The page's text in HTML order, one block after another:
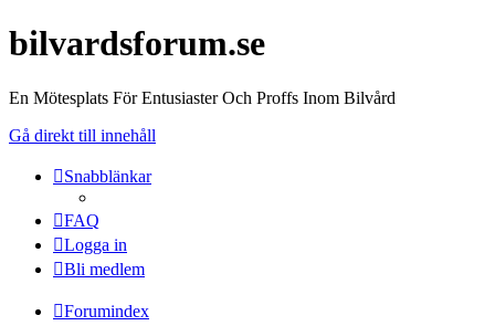
bilvardsforum.se
En Mötesplats För Entusiaster Och Proffs Inom Bilvård
Gå direkt till innehåll
Snabblänkar
FAQ
Logga in
Bli medlem
Forumindex